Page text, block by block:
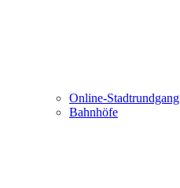
Online-Stadtrundgang
Bahnhöfe